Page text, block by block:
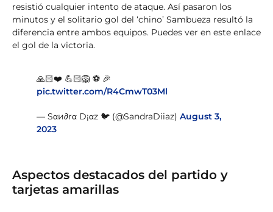
resistió cualquier intento de ataque. Así pasaron los
minutos y el solitario gol del ‘chino’ Sambueza resultó la
diferencia entre ambos equipos. Puedes ver en este enlace
el gol de la victoria.
🙏🏻❤️ 💪🏻🦁 ⚽ 🎉
pic.twitter.com/R4CmwT03Ml
— Sαи∂rα D¡αz 🐦 (@SandraDiiaz) August 3,
2023
Aspectos destacados del partido y
tarjetas amarillas